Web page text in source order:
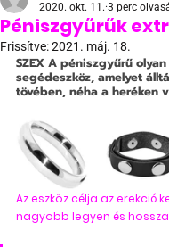
Péniszgyűrűk
2020. okt. 11. 3 perc
Frissítve:2021. máj. 18.
SZEX A péniszgyűrű
segédeszköz, amelyet
tövében, néha a heréken
Az eszköz célja az erekció
nagyobb legyen és